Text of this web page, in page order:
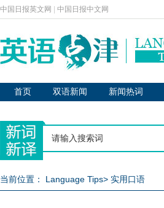
中国日报英文网 中国日报中文网
首页 双语新闻 新闻热词
当前位置： Language Tips> 实用口语